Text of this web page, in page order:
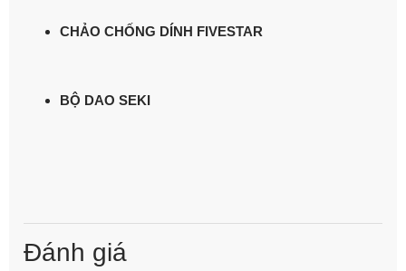
CHẢO CHỐNG DÍNH FIVESTAR
BỘ DAO SEKI
Đánh giá